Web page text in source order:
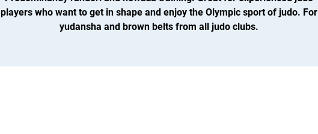
players who want to get in shape and enjoy the Olympic sport of judo. For
yudansha and brown belts from all judo clubs.